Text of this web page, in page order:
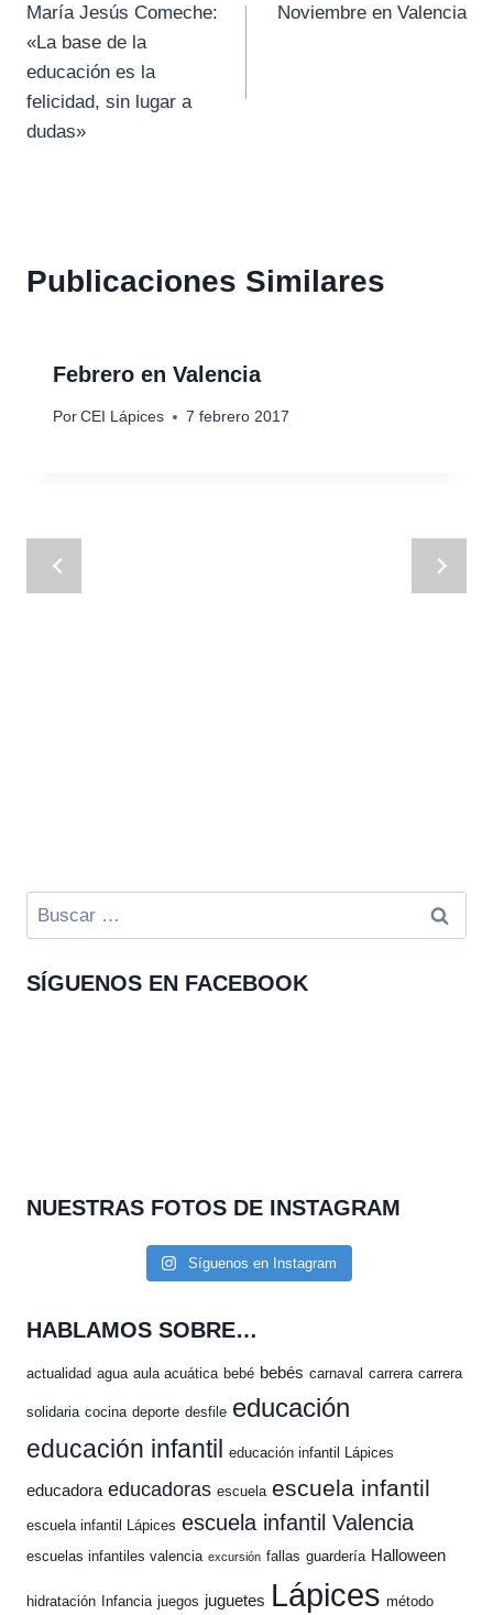
de
entradas
María Jesús Comeche:
«La base de la
educación es la
felicidad, sin lugar a
dudas»
Noviembre en Valencia
Publicaciones Similares
Febrero en Valencia
Por CEI Lápices 7 febrero 2017
Buscar:
SÍGUENOS EN FACEBOOK
NUESTRAS FOTOS DE INSTAGRAM
Síguenos en Instagram
HABLAMOS SOBRE…
actualidad agua aula acuática bebé bebés carnaval carrera carrera
solidaria cocina deporte desfile educación
educación infantil educación infantil Lápices
educadora educadoras escuela escuela infantil
escuela infantil Lápices escuela infantil Valencia
escuelas infantiles valencia excursión fallas guardería Halloween
hidratación Infancia juegos juguetes Lápices método